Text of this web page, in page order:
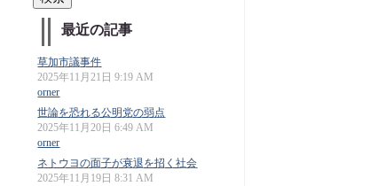
最近の記事
草加市議事件
2025年11月21日 9:19 AM
orner
世論を恐れる公明党の弱点
2025年11月20日 6:49 AM
orner
ネトウヨの面子が衰退を招く社会
2025年11月19日 8:31 AM